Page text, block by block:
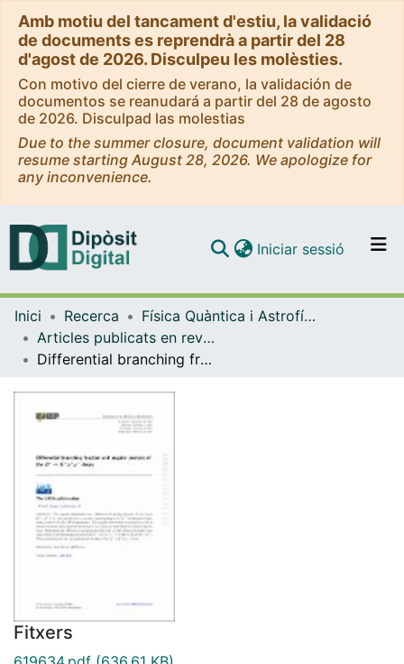
Amb motiu del tancament d'estiu, la validació
de documents es reprendrà a partir del 28
d'agost de 2026. Disculpeu les molèsties.
Con motivo del cierre de verano, la validación de
documentos se reanudará a partir del 28 de agosto
de 2026. Disculpad las molestias
Due to the summer closure, document validation will
resume starting August 28, 2026. We apologize for
any inconvenience.
Navega per tot el DD
Com publicar
Iniciar sessió (current)
Inici Recerca
Física Quàntica i Astrofísica
Articles publicats en revistes (Física Quàntica i Astrofísica)
Differential branching fraction and angular analysis of the B+→K+μ+μ− decay
Fitxers